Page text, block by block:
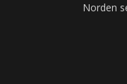
Norden